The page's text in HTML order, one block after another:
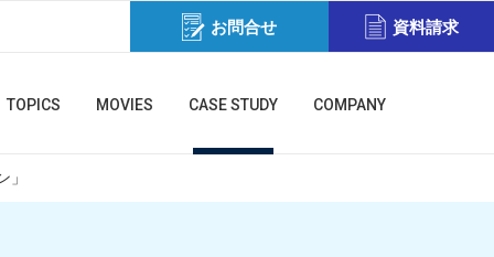
お問合せ 資料請求
TOPICS MOVIES CASE STUDY COMPANY